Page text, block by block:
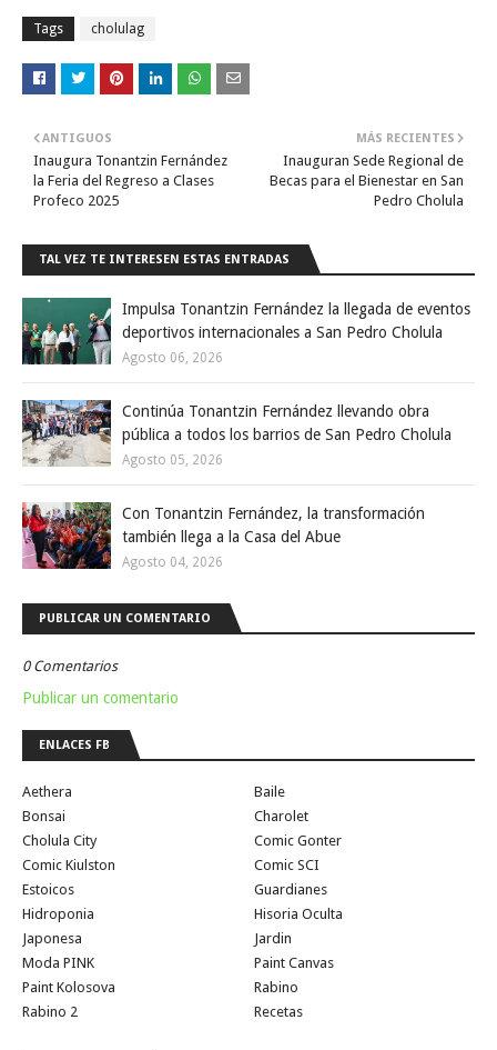
Tags cholulag
MÁS RECIENTES
Inauguran Sede Regional de
Becas para el Bienestar en San
Pedro Cholula
ANTIGUOS
Inaugura Tonantzin Fernández
la Feria del Regreso a Clases
Profeco 2025
TAL VEZ TE INTERESEN ESTAS ENTRADAS
Impulsa Tonantzin Fernández la llegada de eventos
deportivos internacionales a San Pedro Cholula
Agosto 06, 2026
Continúa Tonantzin Fernández llevando obra
pública a todos los barrios de San Pedro Cholula
Agosto 05, 2026
Con Tonantzin Fernández, la transformación
también llega a la Casa del Abue
Agosto 04, 2026
PUBLICAR UN COMENTARIO
0 Comentarios
Publicar un comentario
ENLACES FB
Aethera
Baile
Bonsai
Charolet
Cholula City
Comic Gonter
Comic Kiulston
Comic SCI
Estoicos
Guardianes
Hidroponia
Hisoria Oculta
Japonesa
Jardin
Moda PINK
Paint Canvas
Paint Kolosova
Rabino
Rabino 2
Recetas